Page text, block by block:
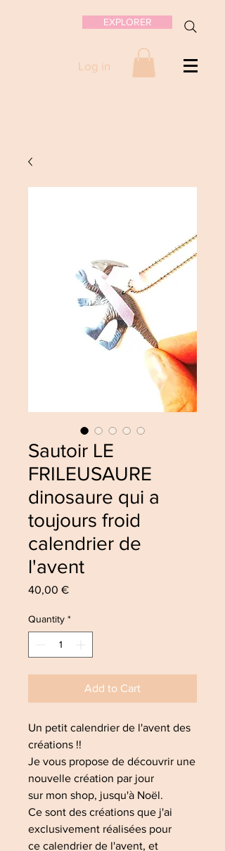
EXPLORER
Log in
Sautoir LE
FRILEUSAURE
dinosaure qui a
toujours froid
calendrier de
l'avent
40,00 €Price
Quantity *
Add to Cart
Un petit calendrier de l'avent des
créations !!
Je vous propose de découvrir une
nouvelle création par jour
sur mon shop, jusqu'à Noël.
Ce sont des créations que j'ai
exclusivement réalisées pour
ce calendrier de l'avent, et